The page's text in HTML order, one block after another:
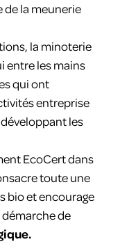
de la meunerie
la minoterie
entre les mains
qui ont
entreprise
les
EcoCert dans
toute une
bio et encourage
de